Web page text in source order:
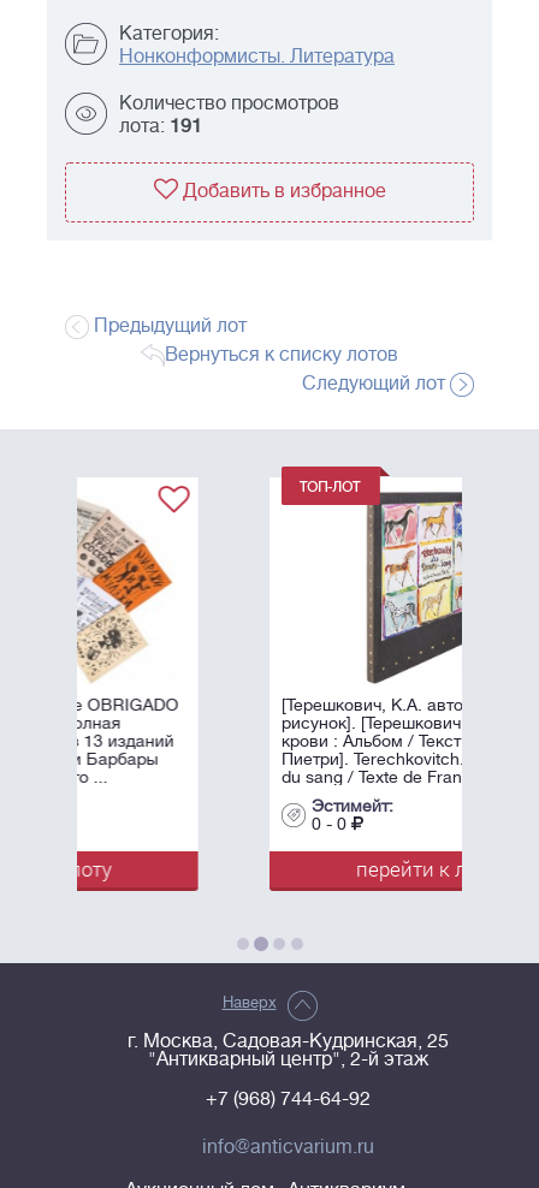
Категория:
Нонконформисты. Литература
Количество просмотров
лота: 191
Добавить в избранное
Предыдущий лот
Вернуться к списку лотов
Следующий лот
[Терешкович, К.А. автограф и
рисунок]. [Терешкович. Принцы
крови : Альбом / Текст Франсуа
Пиетри]. Terechkovitch. Les princes
du sang / Texte de Francois Pietri. - ...
перейти к лоту
Наверх
г. Москва, Садовая-Кудринская, 25
"Антикварный центр", 2-й этаж
+7 (968) 744-64-92
info@anticvarium.ru